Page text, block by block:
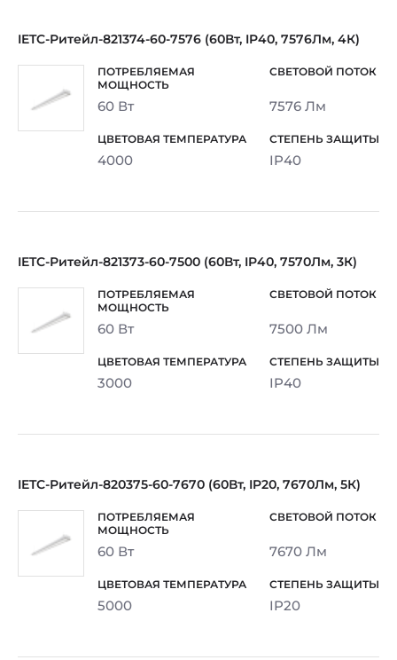
IETC-Ритейл-821374-60-7576 (60Вт, IP40, 7576Лм, 4К)
60 Вт 7576 Лм
4000 IP40
IETC-Ритейл-821373-60-7500 (60Вт, IP40, 7570Лм, 3К)
60 Вт 7500 Лм
3000 IP40
IETC-Ритейл-820375-60-7670 (60Вт, IP20, 7670Лм, 5К)
60 Вт 7670 Лм
5000 IP20